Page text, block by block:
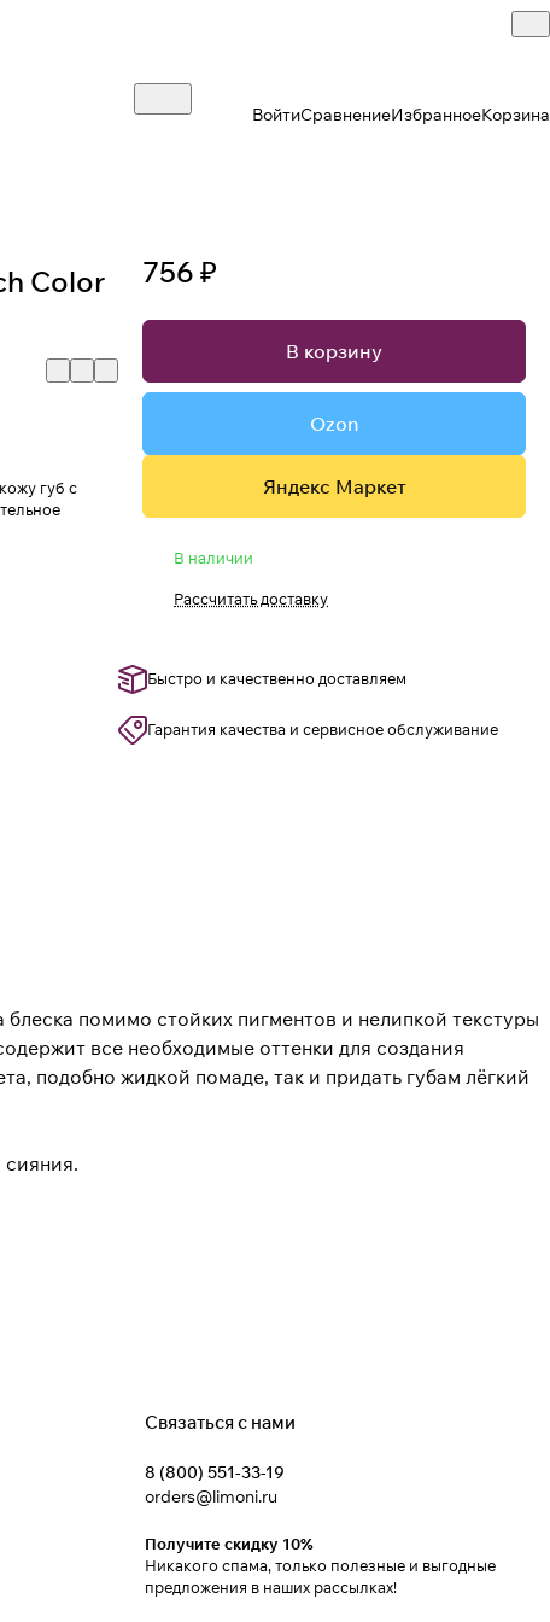
ВойтиСравнениеИзбранноеКорзина
Color
губ с
756 ₽
В корзину
Ozon
Яндекс Маркет
В наличии
Рассчитать доставку
Быстро и качественно доставляем
Гарантия качества и сервисное обслуживание
помимо стойких пигментов и нелипкой текстуры
все необходимые оттенки для создания
подобно жидкой помаде, так и придать губам лёгкий
Связаться с нами
8 (800) 551-33-19
orders@limoni.ru
Получите скидку 10%
Никакого спама, только полезные и выгодные
предложения в наших рассылках!